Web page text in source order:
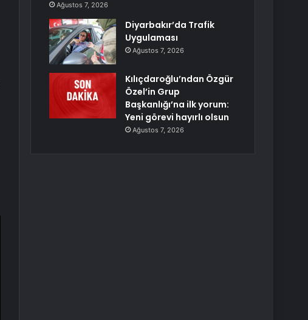
Ağustos 7, 2026
Diyarbakır’da Trafik
Uygulaması
Ağustos 7, 2026
Kılıçdaroğlu’ndan Özgür
Özel’in Grup
Başkanlığı’na ilk yorum:
Yeni görevi hayırlı olsun
Ağustos 7, 2026